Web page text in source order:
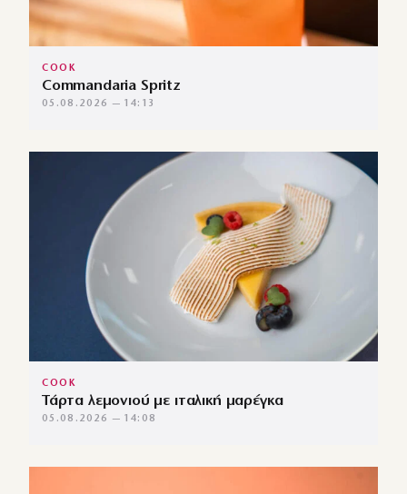
COOK
Commandaria Spritz
05.08.2026 — 14:13
COOK
Τάρτα λεμονιού με ιταλική μαρέγκα
05.08.2026 — 14:08